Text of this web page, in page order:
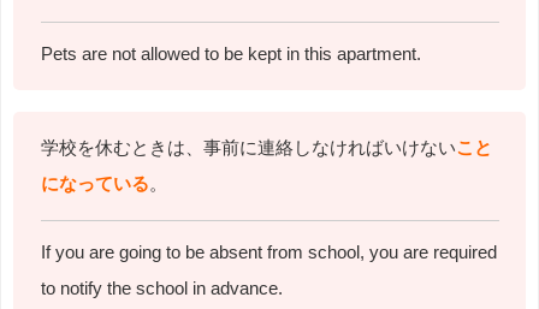
Pets are not allowed to be kept in this apartment.
学校を休むときは、事前に連絡しなければいけないこと
になっている。
If you are going to be absent from school, you are required
to notify the school in advance.